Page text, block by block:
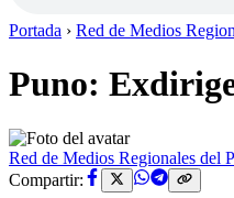
Portada › Red de Medios
Puno:
Red de Medios Regionales del
Compartir: